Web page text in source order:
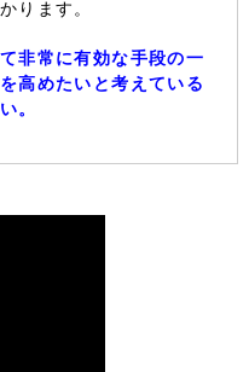
ります。
非常に有効な手段の一
高めたいと考えている
。